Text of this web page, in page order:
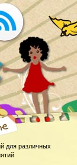
для различных